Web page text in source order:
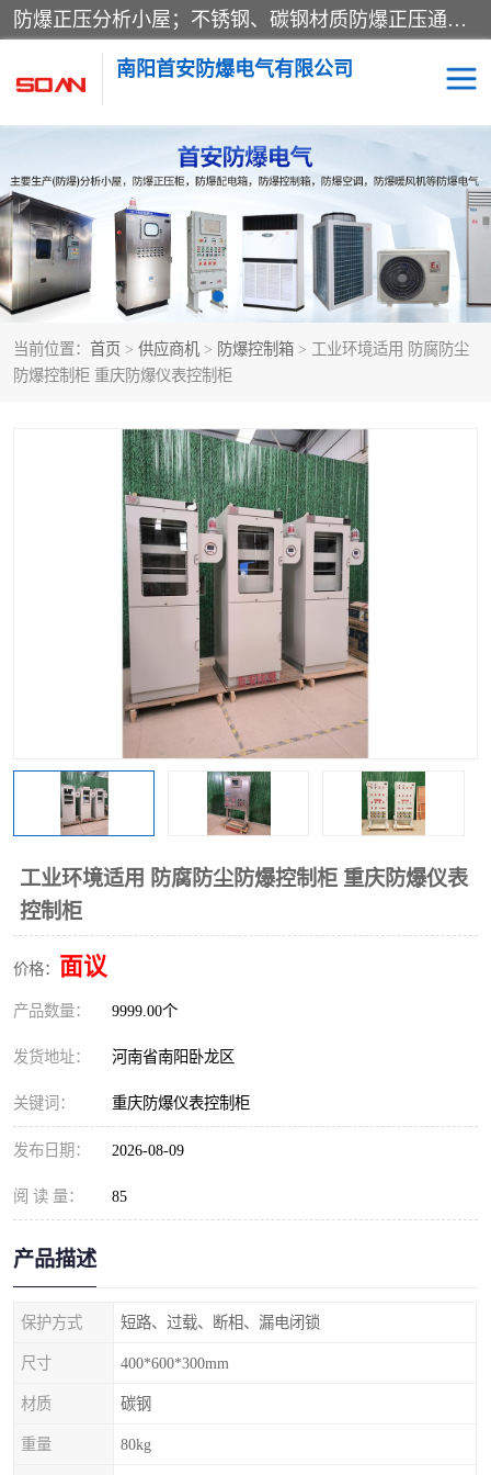
防爆正压分析小屋；不锈钢、碳钢材质防爆正压通风柜，分上下、左右、外挂三种款式；立式、挂式防爆配电柜体；不锈钢、碳钢防爆变频、磁力、星三角启动器；不锈钢、碳钢、铸铝防爆控制箱柜；可操作按键、多块式防爆仪表箱；多材质防爆接线箱；台式防爆电脑、防爆监视器。产品适配石油、化工、煤炭、电力、纺织、酿酒、航天、铁路、冶金、船舶、消防、市政等多行业工况使用。
南阳首安防爆电气有限公司
当前位置： 首页 > 供应商机 > 防爆控制箱 > 工业环境适用 防腐防尘
防爆控制柜 重庆防爆仪表控制柜
工业环境适用 防腐防尘防爆控制柜 重庆防爆仪表
控制柜
价格： 面议
产品数量： 9999.00个
发货地址： 河南省南阳卧龙区
关键词： 重庆防爆仪表控制柜
发布日期： 2026-08-09
阅 读 量： 85
产品描述
保护方式 短路、过载、断相、漏电闭锁
尺寸 400*600*300mm
材质 碳钢
重量 80kg
防爆小屋 防爆正压柜
防爆空调 防爆配电箱
防爆控制箱 防爆接线箱
防爆操作柱 防爆监视显示器